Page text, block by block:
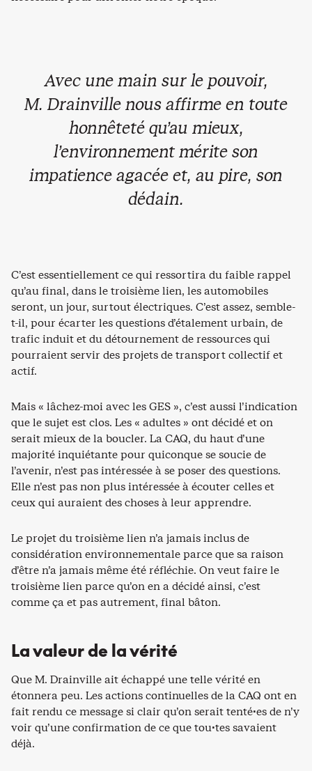
Avec une main sur le pouvoir,
M. Drainville nous affirme en toute
honnêteté qu’au mieux,
l’environnement mérite son
impatience agacée et, au pire, son
dédain.
C’est essentiellement ce qui ressortira du faible rappel
qu’au final, dans le troisième lien, les automobiles
seront, un jour, surtout électriques. C’est assez, semble-
t-il, pour écarter les questions d’étalement urbain, de
trafic induit et du détournement de ressources qui
pourraient servir des projets de transport collectif et
actif.
Mais « lâchez-moi avec les GES », c’est aussi l’indication
que le sujet est clos. Les « adultes » ont décidé et on
serait mieux de la boucler. La CAQ, du haut d’une
majorité inquiétante pour quiconque se soucie de
l’avenir, n’est pas intéressée à se poser des questions.
Elle n’est pas non plus intéressée à écouter celles et
ceux qui auraient des choses à leur apprendre.
Le projet du troisième lien n’a jamais inclus de
considération environnementale parce que sa raison
d’être n’a jamais même été réfléchie. On veut faire le
troisième lien parce qu’on en a décidé ainsi, c’est
comme ça et pas autrement, final bâton.
La valeur de la vérité
Que M. Drainville ait échappé une telle vérité en
étonnera peu. Les actions continuelles de la CAQ ont en
fait rendu ce message si clair qu’on serait tenté·es de n’y
voir qu’une confirmation de ce que tou·tes savaient
déjà.